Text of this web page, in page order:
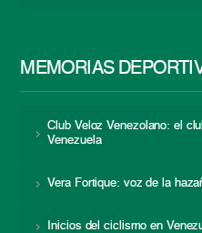
MEMORIAS
Club Veloz Venezolano: el
Venezuela
Vera Fortique: voz de la
Inicios del ciclismo en